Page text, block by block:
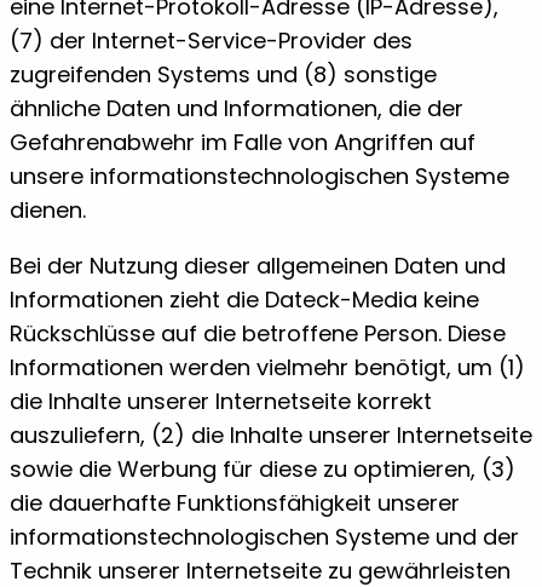
eine Internet-Protokoll-Adresse (IP-Adresse),
(7) der Internet-Service-Provider des
zugreifenden Systems und (8) sonstige
ähnliche Daten und Informationen, die der
Gefahrenabwehr im Falle von Angriffen auf
unsere informationstechnologischen Systeme
dienen.
Bei der Nutzung dieser allgemeinen Daten und
Informationen zieht die Dateck-Media keine
Rückschlüsse auf die betroffene Person. Diese
Informationen werden vielmehr benötigt, um (1)
die Inhalte unserer Internetseite korrekt
auszuliefern, (2) die Inhalte unserer Internetseite
sowie die Werbung für diese zu optimieren, (3)
die dauerhafte Funktionsfähigkeit unserer
informationstechnologischen Systeme und der
Technik unserer Internetseite zu gewährleisten